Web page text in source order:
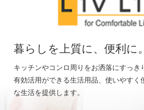
暮らしを上質に、便利に。
キッチンやコンロ周りをお洒落にすっき
有効活用ができる生活用品、使いやすく
な生活を提供します。